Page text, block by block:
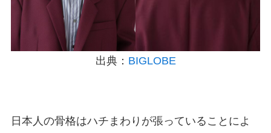
出典： BIGLOBE
日本人の骨格はハチまわりが張っていることによ